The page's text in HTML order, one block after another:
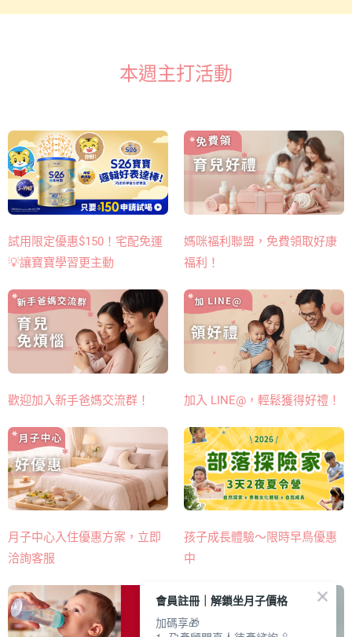
本週主打活動
試用限定優惠$150！宅配免運
💡讓寶寶學習更主動
媽咪福利聯盟，免費領取好康
福利！
歡迎加入新手爸媽交流群！ 加入 LINE@，輕鬆獲得好禮！
月子中心入住優惠方案，立即
洽詢客服
孩子成長體驗～限時早鳥優惠
中
會員註冊｜解鎖坐月子價格
加碼享🎁